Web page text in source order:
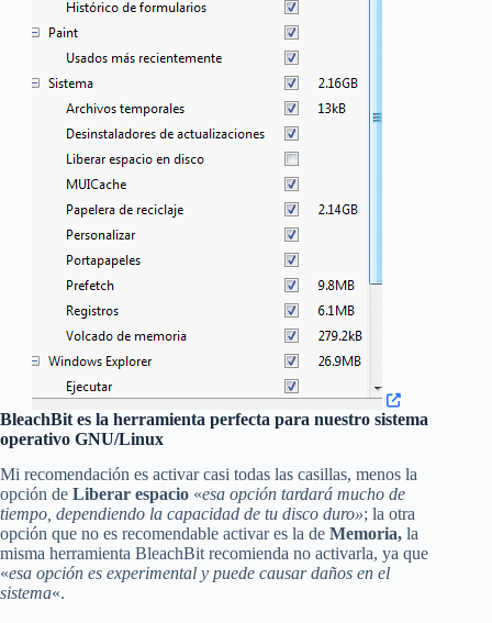
BleachBit es la herramienta perfecta para nuestro sistema
operativo GNU/Linux
Mi recomendación es activar casi todas las casillas, menos la
opción de Liberar espacio «esa opción tardará mucho de
tiempo, dependiendo la capacidad de tu disco duro»; la otra
opción que no es recomendable activar es la de Memoria, la
misma herramienta BleachBit recomienda no activarla, ya que
«esa opción es experimental y puede causar daños en el
sistema«.